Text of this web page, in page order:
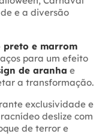
e a diversão
preto e marrom
para um efeito
de aranha e
a transformação.
exclusividade e
deslize com
de terror e